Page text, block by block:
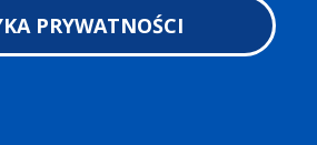
PRYWATNOŚCI